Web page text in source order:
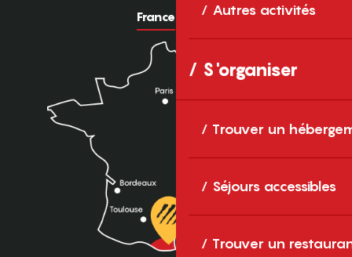
Autres activités
S'organiser
Trouver un
Séjours accessibles
Trouver un
France Europe